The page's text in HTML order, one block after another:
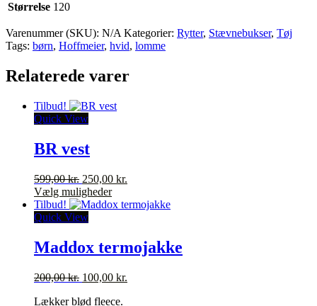
Størrelse 120
Varenummer (SKU): N/A Kategorier: Rytter, Stævnebukser, Tøj
Tags: børn, Hoffmeier, hvid, lomme
Relaterede varer
Tilbud!
Quick View
BR vest
599,00kr. Den
oprindelige
pris
var:
250,00 kr.
pris
Vælg mulighederDette
vare
varianter.
Mulighederne
vælges
Tilbud!
Quick View
Maddox termojakke
200,00kr. Den
pris
100,00 kr.
Lækker blød fleece.